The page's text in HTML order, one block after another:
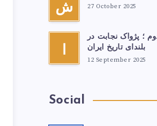
ش
27 October 2025
ا
؛ پژواک نجابت در
بلندای تاریخ ایران
12 September 2025
Social